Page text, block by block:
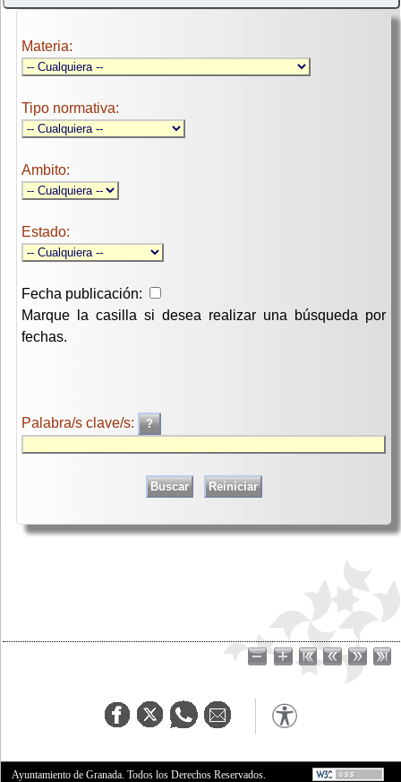
Materia:
Tipo normativa:
Ambito:
Estado:
Fecha publicación:
Marque la casilla si desea realizar una búsqueda por
fechas.
Palabra/s clave/s:
Ayuntamiento de Granada. Todos los Derechos Reservados.